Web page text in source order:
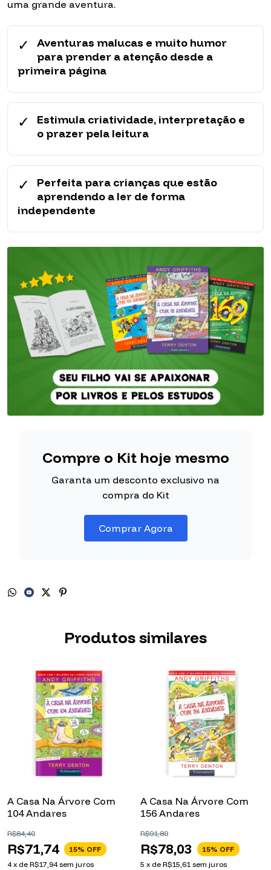
uma grande aventura.
✓
Aventuras malucas e muito humor
para prender a atenção desde a
primeira página
✓
Estimula criatividade, interpretação e
o prazer pela leitura
✓
Perfeita para crianças que estão
aprendendo a ler de forma
independente
Compre o Kit hoje mesmo
Garanta um desconto exclusivo na
compra do Kit
Comprar Agora
Produtos similares
A Casa Na Árvore Com
104 Andares
R$71,74
R$84,40
15% OFF
4 x de R$17,94 sem juros
A Casa Na Árvore Com
156 Andares
R$78,03
R$91,80
15% OFF
5 x de R$15,61 sem juros